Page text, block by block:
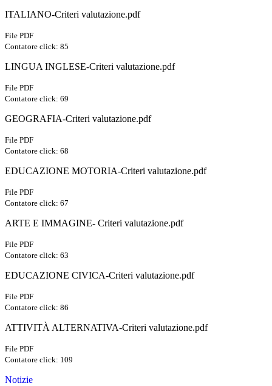
ITALIANO-Criteri valutazione.pdf
File PDF
Contatore click: 85
LINGUA INGLESE-Criteri valutazione.pdf
File PDF
Contatore click: 69
GEOGRAFIA-Criteri valutazione.pdf
File PDF
Contatore click: 68
EDUCAZIONE MOTORIA-Criteri valutazione.pdf
File PDF
Contatore click: 67
ARTE E IMMAGINE- Criteri valutazione.pdf
File PDF
Contatore click: 63
EDUCAZIONE CIVICA-Criteri valutazione.pdf
File PDF
Contatore click: 86
ATTIVITÀ ALTERNATIVA-Criteri valutazione.pdf
File PDF
Contatore click: 109
Notizie